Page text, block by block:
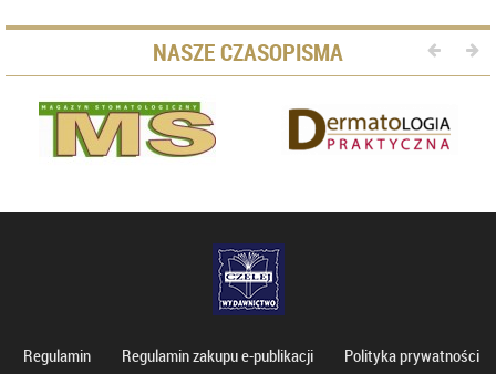
NASZE CZASOPISMA
Regulamin Regulamin zakupu e-publikacji Polityka prywatności